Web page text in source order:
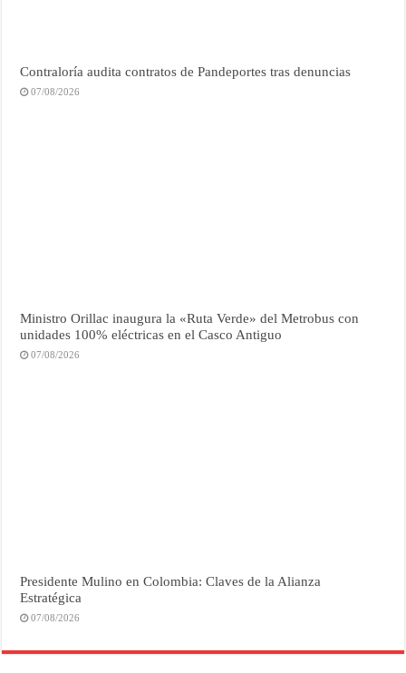
Contraloría audita contratos de Pandeportes tras denuncias
07/08/2026
Ministro Orillac inaugura la «Ruta Verde» del Metrobus con
unidades 100% eléctricas en el Casco Antiguo
07/08/2026
Presidente Mulino en Colombia: Claves de la Alianza
Estratégica
07/08/2026